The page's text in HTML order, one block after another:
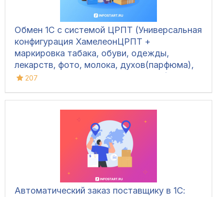
Обмен 1С с системой ЦРПТ (Универсальная
конфигурация ХамелеонЦРПТ +
маркировка табака, обуви, одежды,
лекарств, фото, молока, духов(парфюма),
питьевой воды, велосипедов и шин)
207
Автоматический заказ поставщику в 1С: